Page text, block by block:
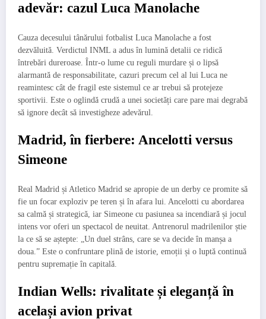
adevăr: cazul Luca Manolache
Cauza decesului tânărului fotbalist Luca Manolache a fost
dezvăluită. Verdictul INML a adus în lumină detalii ce ridică
întrebări dureroase. Într-o lume cu reguli murdare și o lipsă
alarmantă de responsabilitate, cazuri precum cel al lui Luca ne
reamintesc cât de fragil este sistemul ce ar trebui să protejeze
sportivii. Este o oglindă crudă a unei societăți care pare mai degrabă
să ignore decât să investigheze adevărul.
Madrid, în fierbere: Ancelotti versus
Simeone
Real Madrid și Atletico Madrid se apropie de un derby ce promite să
fie un focar exploziv pe teren și în afara lui. Ancelotti cu abordarea
sa calmă și strategică, iar Simeone cu pasiunea sa incendiară și jocul
intens vor oferi un spectacol de neuitat. Antrenorul madrilenilor știe
la ce să se aștepte: „Un duel strâns, care se va decide în manșa a
doua.” Este o confruntare plină de istorie, emoții și o luptă continuă
pentru supremație în capitală.
Indian Wells: rivalitate și eleganță în
același avion privat